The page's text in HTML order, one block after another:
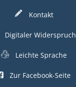
Kontakt
Digitaler Widerspruch
Leichte Sprache
Zur Facebook-Seite